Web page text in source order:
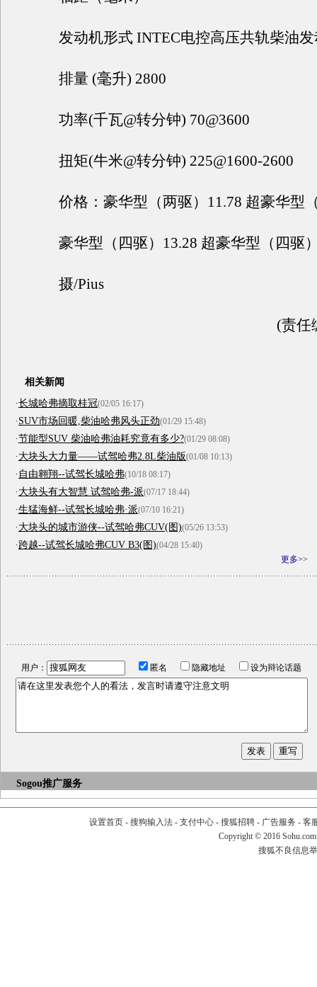
发动机形式 INTEC电控高压共轨柴油发
排量 (毫升) 2800
功率(千瓦@转分钟) 70@3600
扭矩(牛米@转分钟) 225@1600-2600
价格：豪华型（两驱）11.78 超豪华型
豪华型（四驱）13.28 超豪华型（四驱
摄/Pius
(责任
相关新闻
·长城哈弗摘取桂冠(02/05 16:17)
·SUV市场回暖,柴油哈弗风头正劲(01/29 15:48)
·节能型SUV 柴油哈弗油耗究竟有多少?(01/29 08:08)
·大块头大力量——试驾哈弗2.8L柴油版(01/08 10:13)
· 自由翱翔--试驾长城哈弗(10/18 08:17)
·大块头有大智慧 试驾哈弗-派(07/17 18:44)
·生猛海鲜--试驾长城哈弗·派(07/10 16:21)
·大块头的城市游侠--试驾哈弗CUV(图)(05/26 13:53)
·跨越--试驾长城哈弗CUV B3(图)(04/28 15:40)
更多>>
用户： 匿名 隐藏地址 设为辩论话题
Sogou推广服务
设置首页- 搜狗输入法- 支付中心- 搜狐招聘- 广告服务 - 客
Copyright © 2016
搜狐不良信息